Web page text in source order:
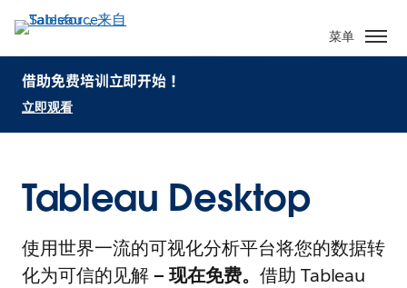
菜单
借助免费培训立即开始！
立即观看
Tableau Desktop
使用世界一流的可视化分析平台将您的数据转
化为可信的见解— 现在免费。 借助 Tableau